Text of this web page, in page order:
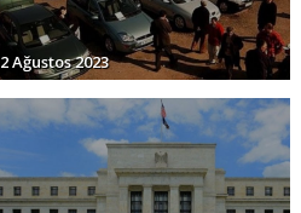
2 Ağustos 2023